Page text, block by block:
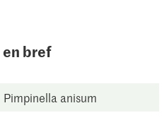
en bref
Pimpinella anisum